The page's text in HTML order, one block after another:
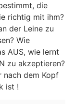
die
richtig mit ihm?
der Leine zu
Wie
AUS, wie lernt
zu akzeptieren?
nach dem Kopf
ist !